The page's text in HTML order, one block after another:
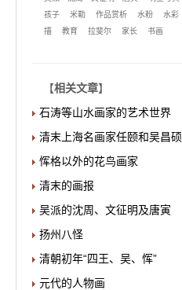
孩子
米勒 作品赏析 水粉 水彩
描
教育 拉斐尔 家长 书画
【相关文章】
石涛等山水画家的艺术世界
清末上海名画家任颐和吴昌硕
恽格以外的花鸟画家
清末的画报
吴派的沈周、文征明及唐寅
扬州八怪
清朝初年“四王、吴、恽”
元代的人物画